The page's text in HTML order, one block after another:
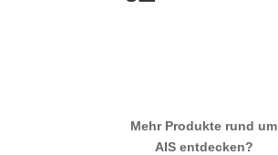
Mehr Produkte rund um
AIS entdecken?